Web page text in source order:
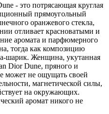
- это потрясающая круглая
прямоугольный
оранжевого стекла,
отливает красноватыми и
аромата и парфюмерного
тогда как композицию
шарик. Женщина, укутанная
Dior Dune, пряного и
может не ощущать своей
магнетической силы,
на окружающих.
аромат никого не